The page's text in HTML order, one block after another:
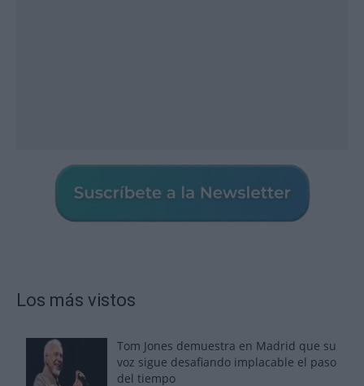
Los más vistos
Tom Jones demuestra en Madrid que su
voz sigue desafiando implacable el paso
del tiempo